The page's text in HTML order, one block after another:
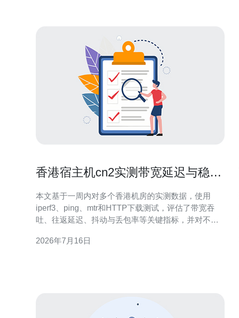
香港宿主机cn2实测带宽延迟与稳定
本文基于一周内对多个香港机房的实测数据，使用
iperf3、ping、mtr和HTTP下载测试，评估了带宽吞
吐、往返延迟、抖动与丢包率等关键指标，并对不同
议，便于选购与运维参考。 测试结果显示带宽平均是
2026年7月16日